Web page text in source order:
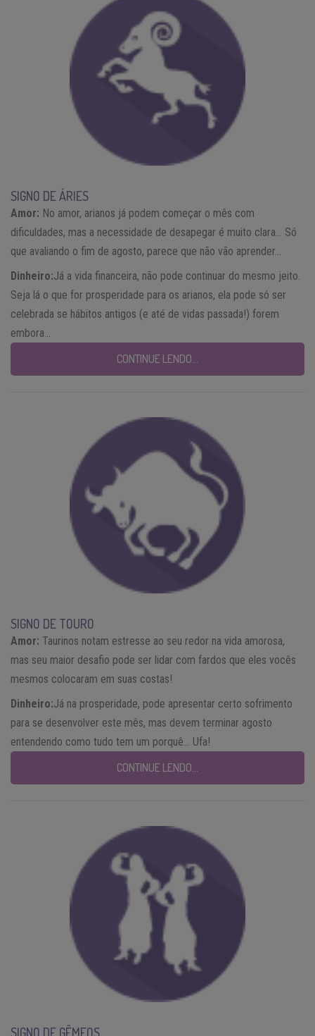
SIGNO DE ÁRIES
Amor: No amor, arianos já podem começar o mês com
dificuldades, mas a necessidade de desapegar é muito clara… Só
que avaliando o fim de agosto, parece que não vão aprender…
Dinheiro:Já a vida financeira, não pode continuar do mesmo jeito.
Seja lá o que for prosperidade para os arianos, ela pode só ser
celebrada se hábitos antigos (e até de vidas passada!) forem
embora…
CONTINUE LENDO…
SIGNO DE TOURO
Amor: Taurinos notam estresse ao seu redor na vida amorosa,
mas seu maior desafio pode ser lidar com fardos que eles vocês
mesmos colocaram em suas costas!
Dinheiro:Já na prosperidade, pode apresentar certo sofrimento
para se desenvolver este mês, mas devem terminar agosto
entendendo como tudo tem um porquê… Ufa!
CONTINUE LENDO…
SIGNO DE GÊMEOS